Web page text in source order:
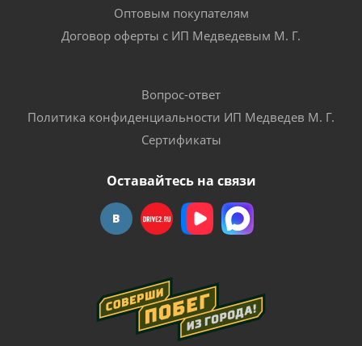
Оптовым покупателям
Договор оферты с ИП Медведевым М. Г.
Вопрос-ответ
Политика конфиденциальности ИП Медведев М. Г.
Сертификаты
Оставайтесь на связи